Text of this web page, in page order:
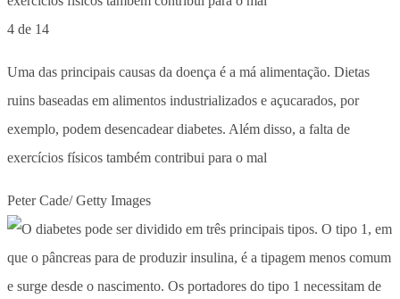
4 de 14
Uma das principais causas da doença é a má alimentação. Dietas
ruins baseadas em alimentos industrializados e açucarados, por
exemplo, podem desencadear diabetes. Além disso, a falta de
exercícios físicos também contribui para o mal
Peter Cade/ Getty Images